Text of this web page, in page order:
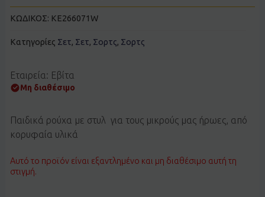
ΚΩΔΙΚΟΣ: KE266071W
Κατηγορίες Σετ, Σετ, Σορτς, Σορτς
Εταιρεία: Εβίτα
Μη διαθέσιμο
Παιδικά ρούχα με στυλ για τους μικρούς μας ήρωες, από
κορυφαία υλικά
Αυτό το προϊόν είναι εξαντλημένο και μη διαθέσιμο αυτή τη
στιγμή.